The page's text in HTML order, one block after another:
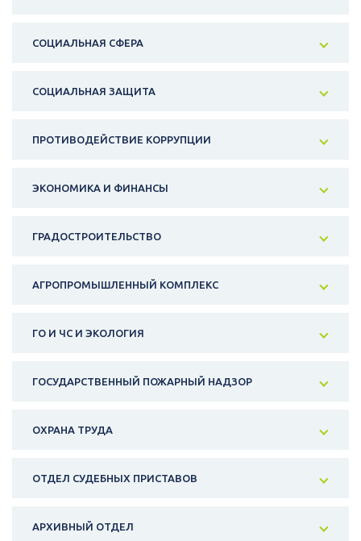
СОЦИАЛЬНАЯ СФЕРА
СОЦИАЛЬНАЯ ЗАЩИТА
ПРОТИВОДЕЙСТВИЕ КОРРУПЦИИ
ЭКОНОМИКА И ФИНАНСЫ
ГРАДОСТРОИТЕЛЬСТВО
АГРОПРОМЫШЛЕННЫЙ КОМПЛЕКС
ГО И ЧС И ЭКОЛОГИЯ
ГОСУДАРСТВЕННЫЙ ПОЖАРНЫЙ НАДЗОР
ОХРАНА ТРУДА
ОТДЕЛ СУДЕБНЫХ ПРИСТАВОВ
АРХИВНЫЙ ОТДЕЛ